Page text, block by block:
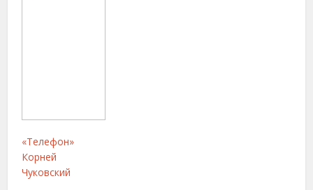
«Телефон»
Корней
Чуковский